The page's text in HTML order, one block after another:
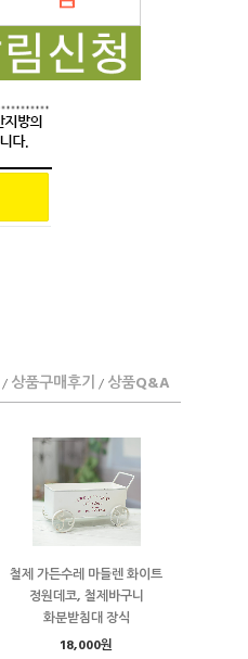
/ 상품구매후기 / 상품Q&A
철제 가든수레 마들렌 화이트
정원데코, 철제바구니
화분받침대 장식
18,000원